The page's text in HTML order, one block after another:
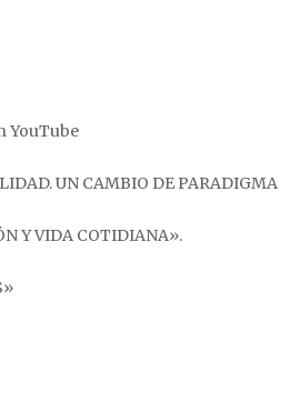
YouTube
UN CAMBIO DE PARADIGMA
Y VIDA COTIDIANA».